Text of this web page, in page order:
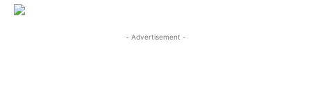
- Advertisement -